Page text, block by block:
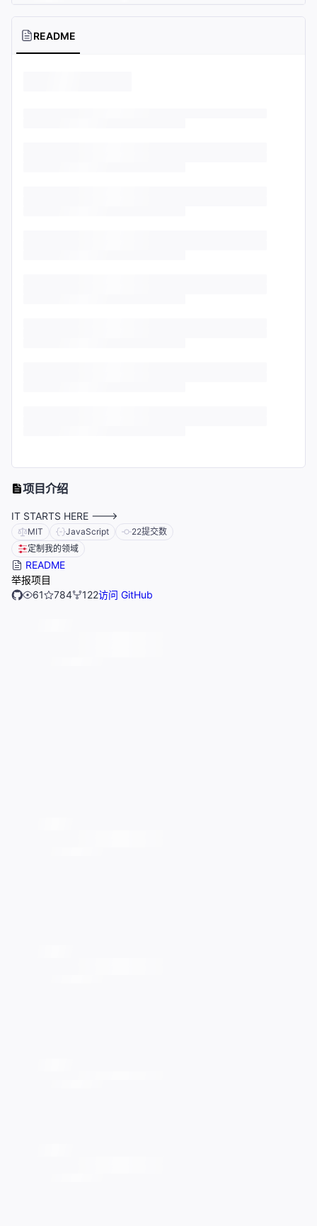
README
项目介绍
IT STARTS HERE --->
MIT JavaScript 22提交数
定制我的领域
README
举报项目
61
784 122访问 GitHub